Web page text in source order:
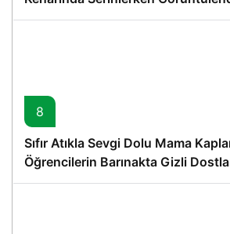
8
Sıfır Atıkla Sevgi Dolu Mama
Öğrencilerin Barınakta Gizli
Proje